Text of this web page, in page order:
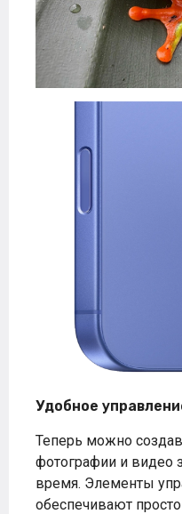
Удобное
Теперь можно
фотографии и видео
время. Элементы
обеспечивают